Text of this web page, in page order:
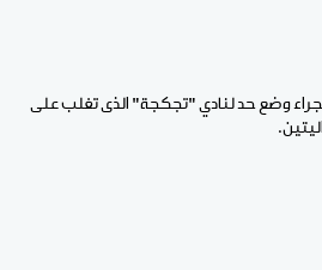
جراء وضع حد لنادي "تجكجة" الذى تغلب على